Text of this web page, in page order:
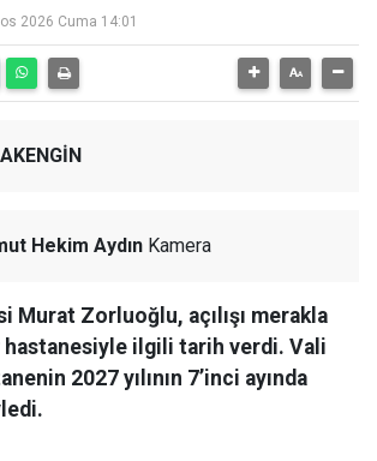
2026 Cuma 14:01
Hekim Aydın Kamera
Murat Zorluoğlu, açılışı merakla
hastanesiyle ilgili tarih verdi. Vali
2027 yılının 7’inci ayında